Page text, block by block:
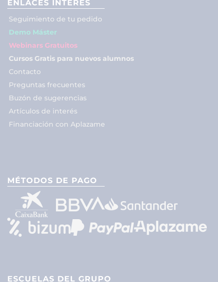
ENLACES INTERÉS
Seguimiento de tu pedido
Demo Máster
Webinars Gratuitos
Cursos Gratis para nuevos alumnos
Contacto
Preguntas frecuentes
Buzón de sugerencias
Artículos de interés
Financiación con Aplazame
MÉTODOS DE PAGO
ESCUELAS DEL GRUPO